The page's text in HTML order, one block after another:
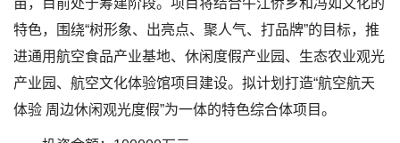
亩，目前处于筹建阶段。项目将结合牛江侨乡和冯如文化的
特色，围绕“树形象、出亮点、聚人气、打品牌”的目标，推
进通用航空食品产业基地、休闲度假产业园、生态农业观光
产业园、航空文化体验馆项目建设。拟计划打造“航空航天
体验 周边休闲观光度假”为一体的特色综合体项目。